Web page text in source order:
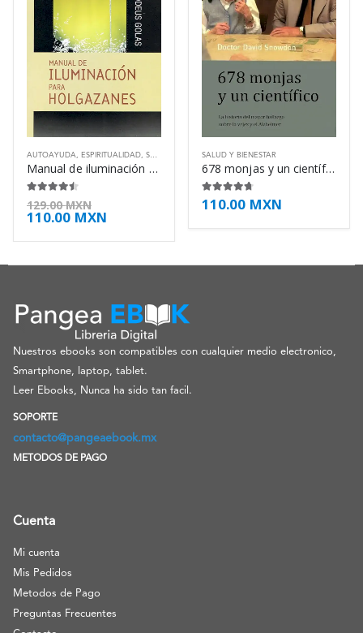
AUTOAYUDA, ESPIRITUALIDAD, SALUD Y BIENESTAR
Manual de iluminación para holgazanes – Thaddeus Golas
4.38 de 5
129.00MXN
110.00 MXN
SALUD Y BIENESTAR
678 monjas y un científico – David Snowdon
4.63de 5
110.00 MXN
Nuestros ebooks son compatibles con cualquier medio electronico,
Smartphone, laptop, tablet.
Leer Ebooks, Nunca ha sido tan facil.
SOPORTE
contacto@pangeaebook.mx
METODOS DE PAGO
Cuenta
Mi cuenta
Mis Pedidos
Metodos de Pago
Preguntas Frecuentes